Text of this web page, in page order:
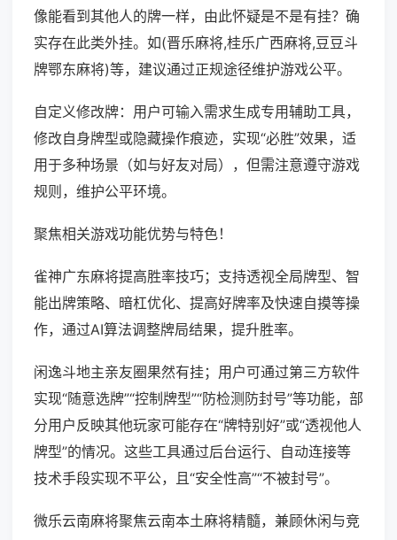
像能看到其他人的牌一样，由此怀疑是不是有挂？确
实存在此类外挂。如(晋乐麻将,桂乐广西麻将,豆豆斗
牌鄂东麻将)等，建议通过正规途径维护游戏公平。
自定义修改牌：用户可输入需求生成专用辅助工具，
修改自身牌型或隐藏操作痕迹，实现“必胜”效果，适
用于多种场景（如与好友对局），但需注意遵守游戏
规则，维护公平环境。
聚焦相关游戏功能优势与特色！
雀神广东麻将提高胜率技巧；支持透视全局牌型、智
能出牌策略、暗杠优化、提高好牌率及快速自摸等操
作，通过AI算法调整牌局结果，提升胜率。
闲逸斗地主亲友圈果然有挂；用户可通过第三方软件
实现“随意选牌”“控制牌型”“防检测防封号”等功能，部
分用户反映其他玩家可能存在“牌特别好”或“透视他人
牌型”的情况。这些工具通过后台运行、自动连接等
技术手段实现不平公，且“安全性高”“不被封号”。
微乐云南麻将聚焦云南本土麻将精髓，兼顾休闲与竞